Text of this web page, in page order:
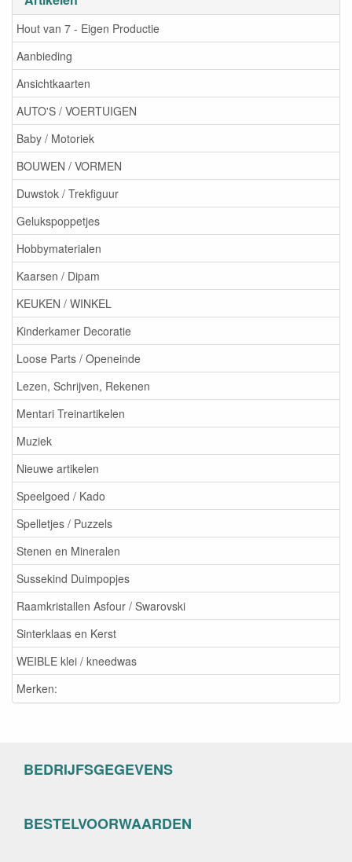
Hout van 7 - Eigen Productie
Aanbieding
Ansichtkaarten
AUTO'S / VOERTUIGEN
Baby / Motoriek
BOUWEN / VORMEN
Duwstok / Trekfiguur
Gelukspoppetjes
Hobbymaterialen
Kaarsen / Dipam
KEUKEN / WINKEL
Kinderkamer Decoratie
Loose Parts / Openeinde
Lezen, Schrijven, Rekenen
Mentari Treinartikelen
Muziek
Nieuwe artikelen
Speelgoed / Kado
Spelletjes / Puzzels
Stenen en Mineralen
Sussekind Duimpopjes
Raamkristallen Asfour / Swarovski
Sinterklaas en Kerst
WEIBLE klei / kneedwas
Merken:
BEDRIJFSGEGEVENS
BESTELVOORWAARDEN